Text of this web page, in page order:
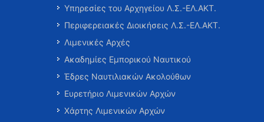
Υπηρεσίες του Αρχηγείου Λ.Σ.-ΕΛ.ΑΚΤ.
Περιφερειακές Διοικήσεις Λ.Σ.-ΕΛ.ΑΚΤ.
Λιμενικές Αρχές
Ακαδημίες Εμπορικού Ναυτικού
Έδρες Ναυτιλιακών Ακολούθων
Ευρετήριο Λιμενικών Αρχών
Χάρτης Λιμενικών Αρχών